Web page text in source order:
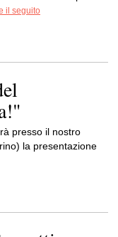
il seguito
presso il nostro
la presentazione